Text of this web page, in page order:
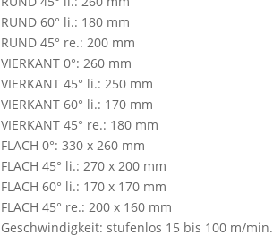
h
i
s
b
u
t
t
o
n
,
y
RUND 60° li.: 180 mm
RUND 45° re.: 200 mm
VIERKANT 0°: 260 mm
VIERKANT 45° li.: 250 mm
VIERKANT 60° li.: 170 mm
VIERKANT 45° re.: 180 mm
FLACH 0°: 330 x 260 mm
FLACH 45° li.: 270 x 200 mm
FLACH 60° li.: 170 x 170 mm
FLACH 45° re.: 200 x 160 mm
Geschwindigkeit: stufenlos 15 bis 100 m/min.